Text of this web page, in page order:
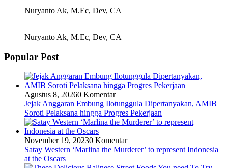
Nuryanto Ak, M.Ec, Dev, CA
Nuryanto Ak, M.Ec, Dev, CA
Popular Post
Agustus 8, 20260 Komentar
Jejak Anggaran Embung Ilotunggula Dipertanyakan, AMIB
Soroti Pelaksana hingga Progres Pekerjaan
November 19, 20230 Komentar
Satay Western ‘Marlina the Murderer’ to represent Indonesia
at the Oscars